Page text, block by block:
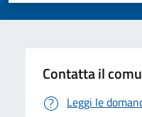
Contatta il
Leggi le